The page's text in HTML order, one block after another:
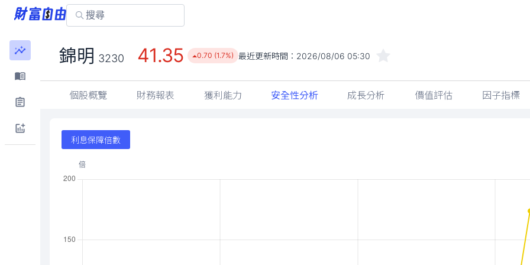
錦明 3230 41.35 0.70 (1.7%) 最近更新時間： 2026/08/06 05:30
個股概覽 財務報表 獲利能力 安全性分析 成長分析 價值評估 因子指標
利息保障倍數